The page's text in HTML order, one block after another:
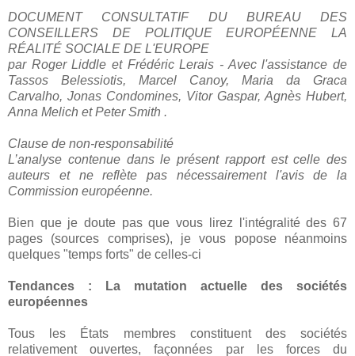
DOCUMENT CONSULTATIF DU BUREAU DES
CONSEILLERS DE POLITIQUE EUROPÉENNE LA
RÉALITÉ SOCIALE DE L'EUROPE
par Roger Liddle et Frédéric Lerais - Avec l'assistance de
Tassos Belessiotis, Marcel Canoy, Maria da Graca
Carvalho, Jonas Condomines, Vitor Gaspar, Agnès Hubert,
Anna Melich et Peter Smith .
Clause de non-responsabilité
L’analyse contenue dans le présent rapport est celle des
auteurs et ne reflète pas nécessairement l'avis de la
Commission européenne.
Bien que je doute pas que vous lirez l'intégralité des 67
pages (sources comprises), je vous popose néanmoins
quelques "temps forts" de celles-ci
Tendances : La mutation actuelle des sociétés
européennes
Tous les États membres constituent des sociétés
relativement ouvertes, façonnées par les forces du